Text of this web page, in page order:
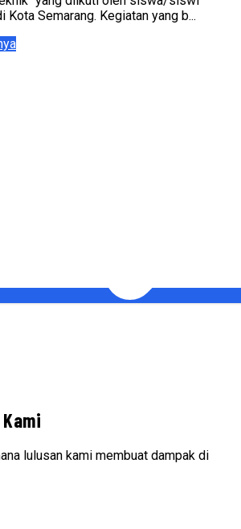
Semarang. Kegiatan yang b...
lulusan kami membuat dampak di